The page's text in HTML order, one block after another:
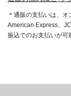
＊通販の支払いは、
American Express、
振込でのお支払いが可